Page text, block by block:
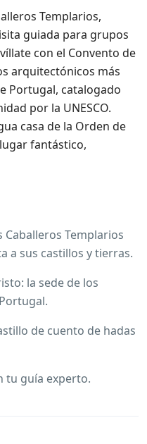
Templarios,
guiada para grupos
con el Convento de
arquitectónicos más
Portugal, catalogado
por la UNESCO.
casa de la Orden de
fantástico,
Templarios
a sus castillos y tierras.
la sede de los
de cuento de hadas
tu guía experto.